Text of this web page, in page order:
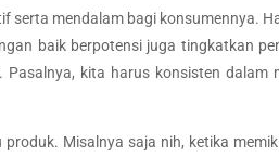
serta mendalam bagi konsumennya.
baik berpotensi juga tingkatkan
kita harus konsisten dalam
Misalnya saja nih, ketika